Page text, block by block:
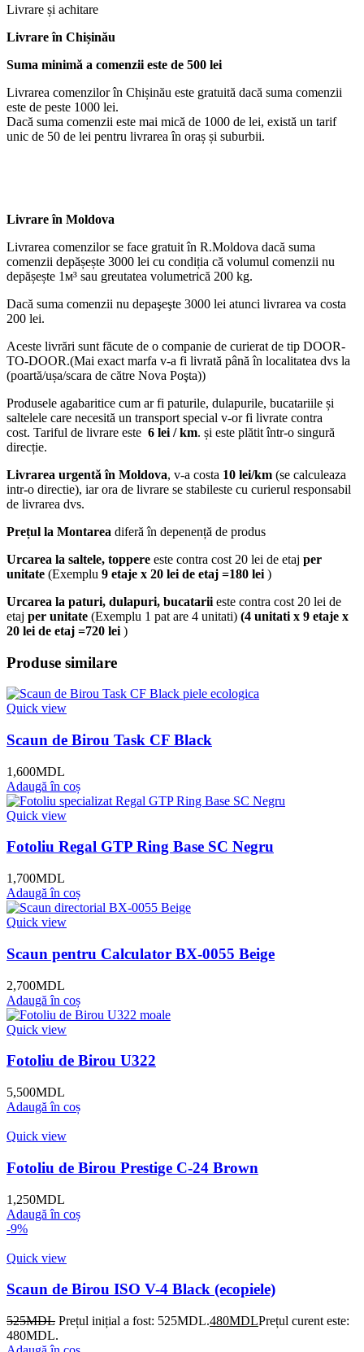
Livrare și achitare
Livrareîn Chișinău
Suma minimă a comenzii este de 500 lei
Livrarea comenzilor în Chișinău este gratuită dacă suma comenzii
este de peste 1000 lei.
Dacă suma comenzii este mai mică de 1000 de lei, există un tarif
unic de 50 de lei pentru livrarea în oraș și suburbii.
Livrare în Moldova
Livrarea comenzilor se face gratuit în R.Moldova dacă suma
comenzii depășește 3000 lei cu condiția că volumul comenzii nu
depășește 1м³ sau greutatea volumetrică 200 kg.
Dacă suma comenzii nu depaşeşte 3000 lei atunci livrarea va costa
200 lei.
Aceste livrări sunt făcute de o companie de curierat de tip DOOR-
TO-DOOR.(Mai exact marfa v-a fi livrată până în localitatea dvs la
(poartă/ușa/scara de către Nova Poşta))
Produsele agabaritice cum ar fi paturile, dulapurile, bucatariile și
saltelele care necesită un transport special v-or fi livrate contra
cost. Tariful de livrare este 6 lei / km. și este plătit într-o singură
direcție.
Livrarea urgentă în Moldova, v-a costa 10 lei/km (se calculeaza
intr-o directie), iar ora de livrare se stabileste cu curierul responsabil
de livrarea dvs.
Prețul la Montarea diferă în depenență de produs
Urcarea la saltele, toppere este contra cost 20 lei de etaj per
unitate (Exemplu 9 etaje x 20 lei de etaj =180 lei )
Urcarea la paturi, dulapuri, bucatarii este contra cost 20 lei de
etaj per unitate (Exemplu 1 pat are 4 unitati) (4 unitati x 9 etaje x
20 lei de etaj =720 lei )
Produse similare
Quick view
Scaun de Birou Task CF Black
1,600MDL
Adaugă în coș
Quick view
Fotoliu Regal GTP Ring Base SC Negru
1,700MDL
Adaugă în coș
Quick view
Scaun pentru Calculator BX-0055 Beige
2,700MDL
Adaugă în coș
Quick view
Fotoliu de Birou U322
5,500MDL
Adaugă în coș
Quick view
Fotoliu de Birou Prestige C-24 Brown
1,250MDL
Adaugă în coș
-9%
Quick view
Scaun de Birou ISO V-4 Black (ecopiele)
525MDL Prețul inițial a fost: 525MDL.480MDLPrețul curent este:
480MDL.